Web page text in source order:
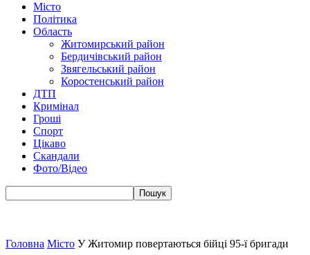
Місто
Політика
Область
Житомирський район
Бердичівський район
Звягельський район
Коростенський район
ДТП
Кримінал
Гроші
Спорт
Цікаво
Скандали
Фото/Відео
Головна Місто У Житомир повертаються бійці 95-ї бригади